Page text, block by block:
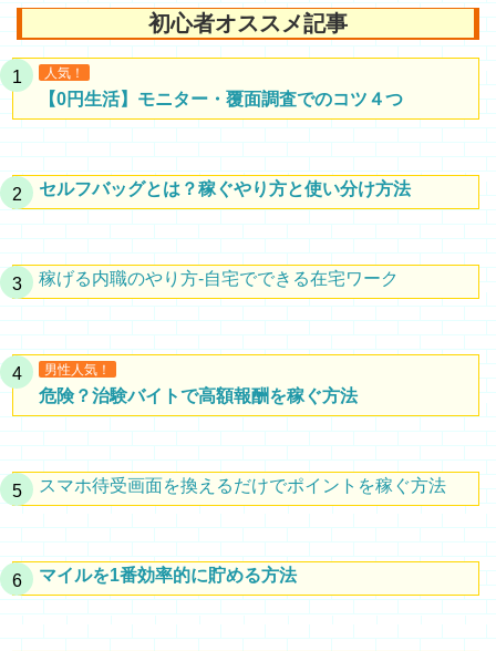
初心者オススメ記事
人気！
【0円生活】モニター・覆面調査でのコツ４つ
セルフバッグとは？稼ぐやり方と使い分け方法
稼げる内職のやり方-自宅でできる在宅ワーク
男性人気！
危険？治験バイトで高額報酬を稼ぐ方法
スマホ待受画面を換えるだけでポイントを稼ぐ方法
マイルを1番効率的に貯める方法